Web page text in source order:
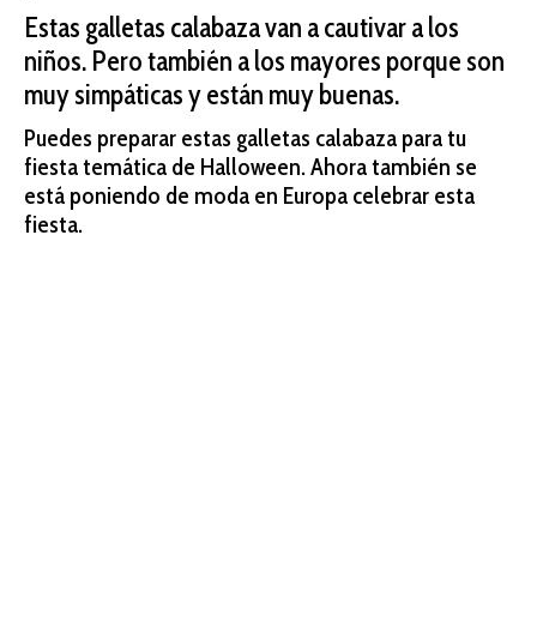
Estas galletas calabaza van a cautivar a los
niños. Pero también a los mayores porque son
muy simpáticas y están muy buenas.
Puedes preparar estas galletas calabaza para tu
fiesta temática de Halloween. Ahora también se
está poniendo de moda en Europa celebrar esta
fiesta.